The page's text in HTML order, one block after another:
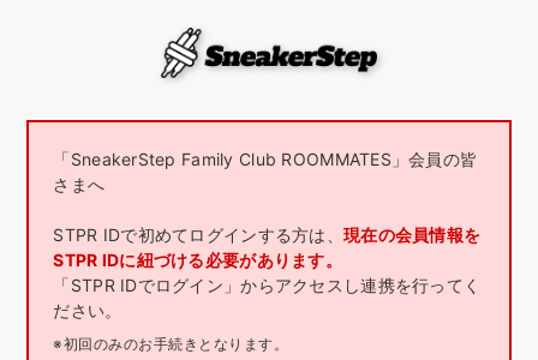
「SneakerStep Family Club ROOMMATES」会員の皆
さまへ
STPR IDで初めてログインする方は、 現在の会員情報を
STPR IDに紐づける必要があります。
「STPR IDでログイン」からアクセスし連携を行ってく
ださい。
※初回のみのお手続きとなります。